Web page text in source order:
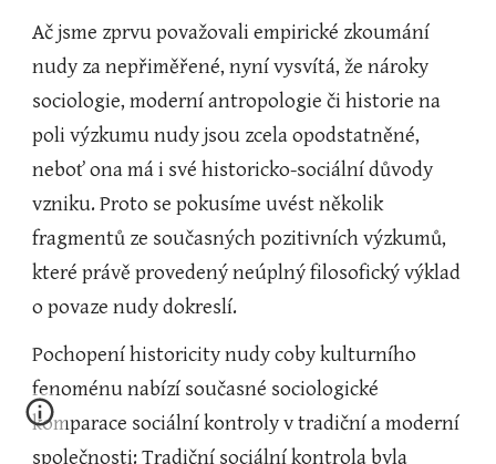
Ač jsme zprvu považovali empirické zkoumání
nudy za nepřiměřené, nyní vysvítá, že nároky
sociologie, moderní antropologie či historie na
poli výzkumu nudy jsou zcela opodstatněné,
neboť ona má i své historicko-sociální důvody
vzniku. Proto se pokusíme uvést několik
fragmentů ze současných pozitivních výzkumů,
které právě provedený neúplný filosofický výklad
o povaze nudy dokreslí.
Pochopení historicity nudy coby kulturního
fenoménu nabízí současné sociologické
komparace sociální kontroly v tradiční a moderní
společnosti: Tradiční sociální kontrola byla